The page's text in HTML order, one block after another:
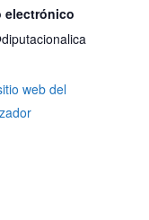
electrónico
web del